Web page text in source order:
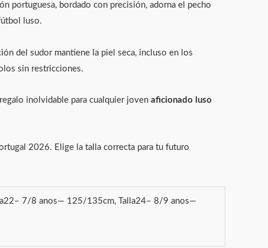
portuguesa, bordado con precisión, adorna el pecho
luso.
del sudor mantiene la piel seca, incluso en los
sin restricciones.
inolvidable para cualquier joven aficionado luso
2026. Elige la talla correcta para tu futuro
7/8 anos— 125/135cm, Talla24– 8/9 anos—